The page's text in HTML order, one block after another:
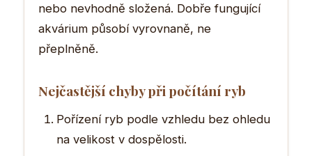
nebo nevhodně složená. Dobře fungující
akvárium působí vyrovnaně, ne
přeplněně.
Nejčastější chyby při počítání ryb
Pořízení ryb podle vzhledu bez ohledu
na velikost v dospělosti.